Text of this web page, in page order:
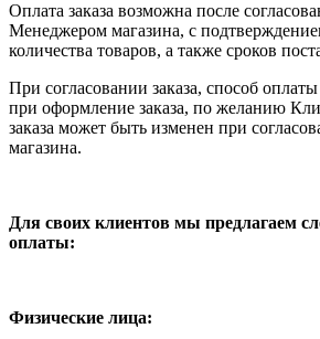
Оплата заказа возможна после
Менеджером магазина, с
количества товаров, а также сроков
При согласовании заказа, способ
при оформление заказа, по желанию
заказа может быть изменен при
магазина.
Для своих клиентов мы предлагаем
оплаты:
Физические лица: